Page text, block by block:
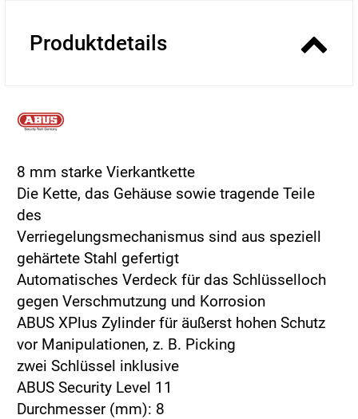
Produktdetails
8 mm starke Vierkantkette
Die Kette, das Gehäuse sowie tragende Teile
des
Verriegelungsmechanismus sind aus speziell
gehärtete Stahl gefertigt
Automatisches Verdeck für das Schlüsselloch
gegen Verschmutzung und Korrosion
ABUS XPlus Zylinder für äußerst hohen Schutz
vor Manipulationen, z. B. Picking
zwei Schlüssel inklusive
ABUS Security Level 11
Durchmesser (mm): 8